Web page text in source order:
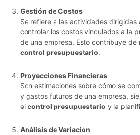
Gestión de Costos
Se refiere a las actividades dirigidas
controlar los costos vinculados a la
de una empresa. Esto contribuye de
control presupuestario.
Proyecciones Financieras
Son estimaciones sobre cómo se
y gastos futuros de una empresa,
el control presupuestario y la
Análisis de Variación